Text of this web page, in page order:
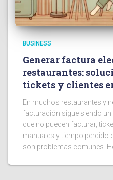
BUSINESS
Generar factura
restaurantes:
tickets y clientes
En muchos restaurantes y
facturación sigue siendo un
que no pueden facturar,
manuales y tiempo perdido
son problemas comunes.